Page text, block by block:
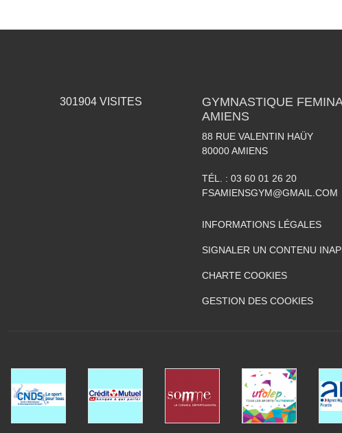
301904 VISITES
GYMNASTIQUE
AMIENS
88 RUE VALENTIN HAÜY
80000AMIENS
TÉL. : 03 60 01 26 20
FSAMIENSGYM@GMAIL.COM
INFORMATIONS LÉGALES
SIGNALER UN CONTENU
CHARTE COOKIES
GESTION DES COOKIES